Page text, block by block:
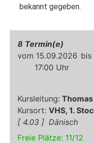
bekannt gegeben.
4.03 Dänisch
15.09.2026
17:00
8
VHS, 1.
Freie Plätze: 11/12